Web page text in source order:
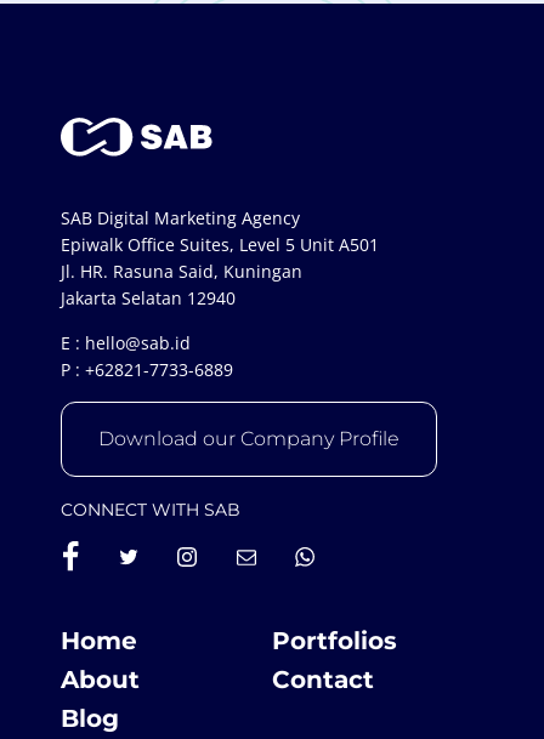
SAB Digital Marketing Agency
Epiwalk Office Suites, Level 5 Unit A501
Jl. HR. Rasuna Said, Kuningan
Jakarta Selatan 12940
E : hello@sab.id
P : +62821-7733-6889
Download our Company Profile
CONNECT WITH SAB
Home
Portfolios
About
Contact
Blog